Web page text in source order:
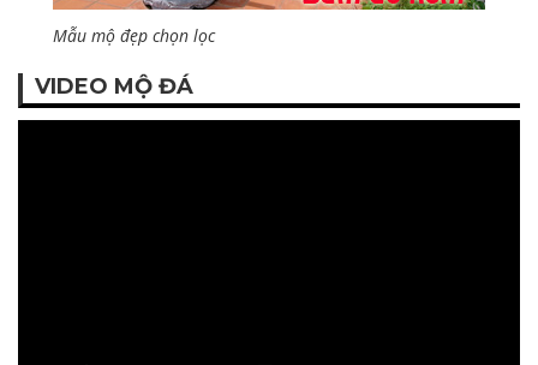
Mẫu mộ đẹp chọn lọc
VIDEO MỘ ĐÁ